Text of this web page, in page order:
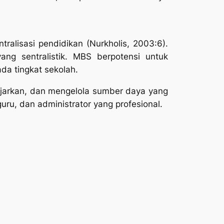
pendidikan (Nurkholis, 2003:6).
sentralistik. MBS berpotensi untuk
tingkat sekolah.
dan mengelola sumber daya yang
dan administrator yang profesional.